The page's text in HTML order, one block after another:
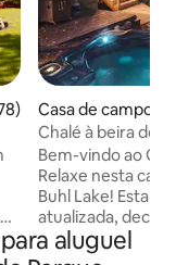
avaliação média de
Casa de campo ⋅
Chalé à beira do
hidromassagem,
caiaques
Bem-vindo ao
Relaxe nesta
Buhl Lake! Esta
atualizada,
e está pronta
memórias de
aluguel